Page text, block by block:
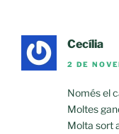
Cecília
2 DE
Només el
Moltes
Molta sort